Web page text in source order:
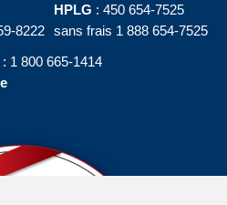
8222
HPLG : 450 654-7525
sans frais 1 888 654-7525
: 1 800 665-1414